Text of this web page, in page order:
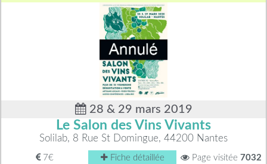
28 & 29 mars 2019
Le Salon des Vins Vivants
Solilab, 8 Rue St Domingue, 44200 Nantes
7€ Fiche détaillée Page visitée 7032